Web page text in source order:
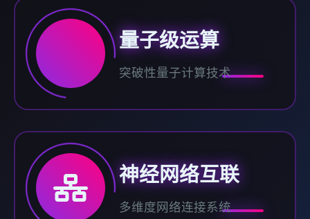
量子级运算
突破性量子计算技术
神经网络互联
多维度网络连接系统